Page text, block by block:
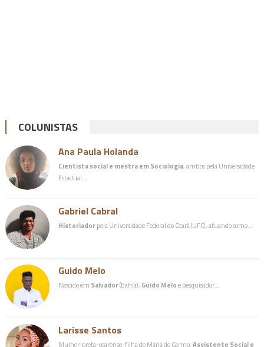
COLUNISTAS
Ana Paula Holanda
Cientista social e mestra em Sociologia, ambos pela Universidade
Estadual…
Gabriel Cabral
Historiadorpela Universidade Federal do Ceará (UFC), atuando como…
Guido Melo
Nascido em Salvador(Bahia), Guido Meloé pesquisador…
Larisse Santos
Mulher-preta-cearense, filha de Maria do Carmo.Assistente Social e